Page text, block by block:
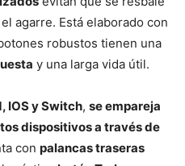
agarre. Está elaborado con
robustos tienen una
y una larga vida útil.
IOS y Switch, se empareja
dispositivos a través de
con palancas traseras